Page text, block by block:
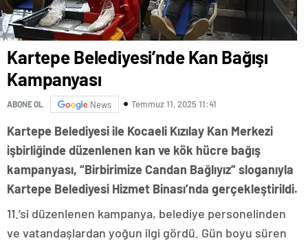
Kartepe Belediyesi’nde Kan Bağışı
Kampanyası
ABONE OL News Temmuz 11, 2025 11:41
Kartepe Belediyesi ile Kocaeli Kızılay Kan Merkezi
işbirliğinde düzenlenen kan ve kök hücre bağış
kampanyası, “Birbirimize Candan Bağlıyız” sloganıyla
Kartepe Belediyesi Hizmet Binası’nda gerçekleştirildi.
11.’si düzenlenen kampanya, belediye personelinden
ve vatandaşlardan yoğun ilgi gördü. Gün boyu süren